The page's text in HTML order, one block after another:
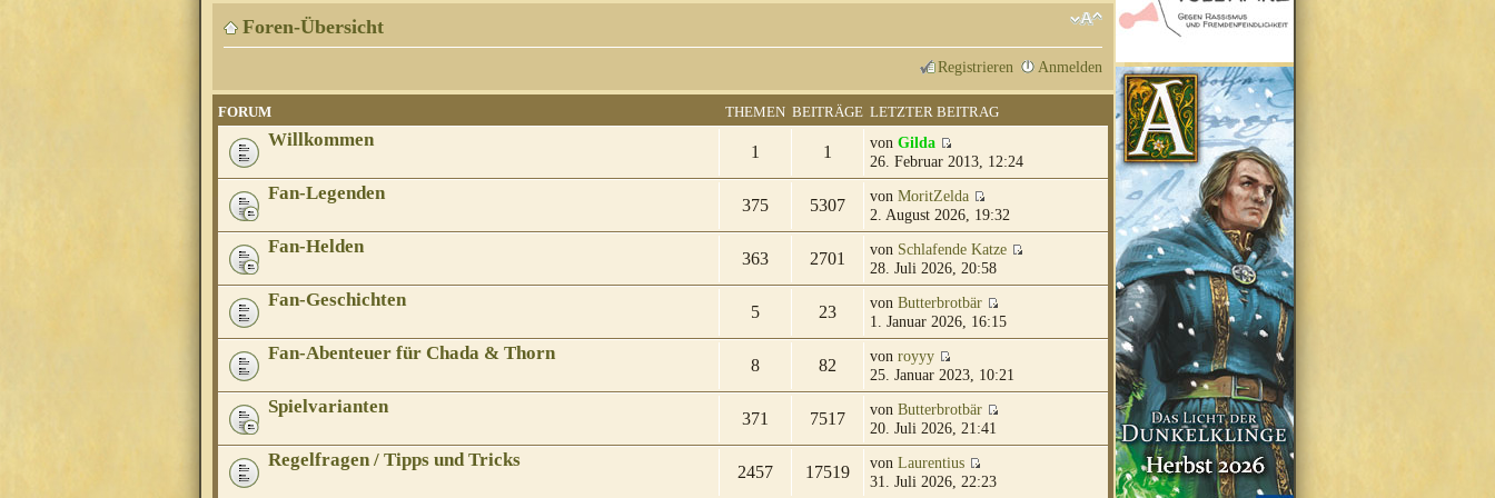
Foren-Übersicht
Registrieren Anmelden
FORUM THEMEN BEITRÄGE LETZTER BEITRAG
Willkommen
1 1 von Gilda
26. Februar 2013, 12:24
Fan-Legenden
375 5307 von MoritZelda
2. August 2026, 19:32
Fan-Helden
363 2701 von Schlafende Katze
28. Juli 2026, 20:58
Fan-Geschichten
5 23 von Butterbrotbär
1. Januar 2026, 16:15
Fan-Abenteuer für Chada & Thorn
8 82 von royyy
25. Januar 2023, 10:21
Spielvarianten
371 7517 von Butterbrotbär
20. Juli 2026, 21:41
Regelfragen / Tipps und Tricks
2457 17519 von Laurentius
31. Juli 2026, 22:23